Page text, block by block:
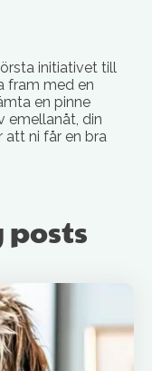
initiativet till
fram med en
en pinne
emellanåt, din
att ni får en bra